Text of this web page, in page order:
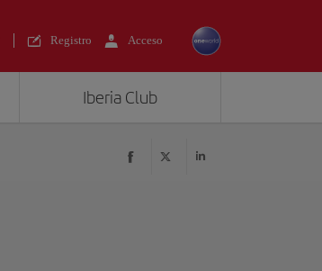
Registro Acceso
Iberia Club